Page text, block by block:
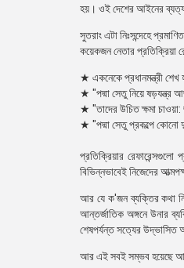
হয়। ওই দেশের আইনের
সুতরাং এটা নিঃসন্দেহে
কয়েকজন নেতার প্রতিক্রিয়া
★ একনেকে প্রধানমন্ত্রী শেখ
★ "পদ্মা সেতু নিয়ে
★ "তাদের উচিত ক্ষমা
★ "পদ্মা সেতু প্রকল্পে কোনো
প্রতিক্রিয়ার
বিভিন্নভাবেই নিজেদের
আর যে ক'জন ব্যক্তির কথা
আন্তর্জাতিক অঙ্গনে উনার
শেষপর্যন্ত সত্যের উদ্ভাসিত
আর এই সবই সম্ভব হয়েছে